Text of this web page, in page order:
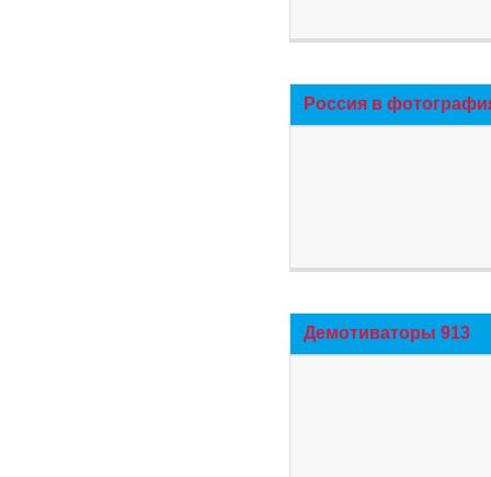
Россия в
Демотиваторы 913